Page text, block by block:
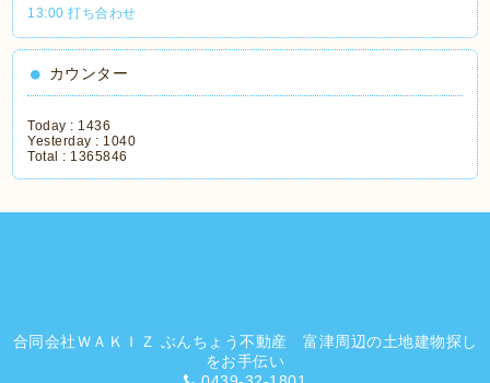
13:00 打ち合わせ
カウンター
Today : 1436
Yesterday : 1040
Total : 1365846
合同会社ＷＡＫＩＺ ぶんちょう不動産 富津周辺の土地建物探し
をお手伝い